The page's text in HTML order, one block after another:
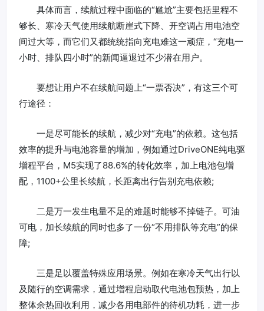
具体而言，续航过程中面临的“尴尬”主要包括里程不
够长、寒冷天气使用续航断崖式下降、开空调占用电池空
间过大等，而它们又都统统指向充电难这一顽症，“充电一
小时、排队四小时”的新闻逼退过不少潜在用户。
要想让用户不在续航问题上“一票否决”，有这三个可
行途径：
一是尽可能长的续航，减少对“充电”的依赖。这包括
效率的提升与电池容量的增加，例如通过DriveONE纯电驱
增程平台，M5实现了88.6%的转化效率，加上电池包增
配，1100+公里长续航，长距离出行告别充电依赖;
二是万一发生电量不足的难题时能够不掉链子。可油
可电，加长续航的同时也多了一份“不用排队等充电”的保
障;
三是足以覆盖特殊应用场景。例如在寒冷天气出行以
及随行的空调需求，通过增程启动取代电池包预热，加上
整体余热回收利用，减少各用电部件的待机功耗，进一步